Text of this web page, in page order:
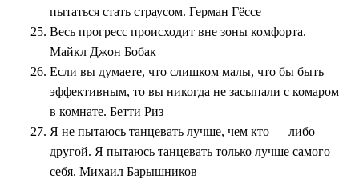
пытаться стать страусом. Герман Гёссе
Весь прогресс происходит вне зоны комфорта.
Майкл Джон Бобак
Если вы думаете, что слишком малы, что бы быть
эффективным, то вы никогда не засыпали с комаром
в комнате. Бетти Риз
Я не пытаюсь танцевать лучше, чем кто — либо
другой. Я пытаюсь танцевать только лучше самого
себя. Михаил Барышников